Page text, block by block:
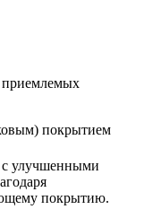
покрытием
улучшенными
покрытию.